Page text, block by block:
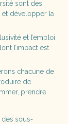
sont des
et développer la
et l’emploi
l’impact est
chacune de
de
prendre
des sous-